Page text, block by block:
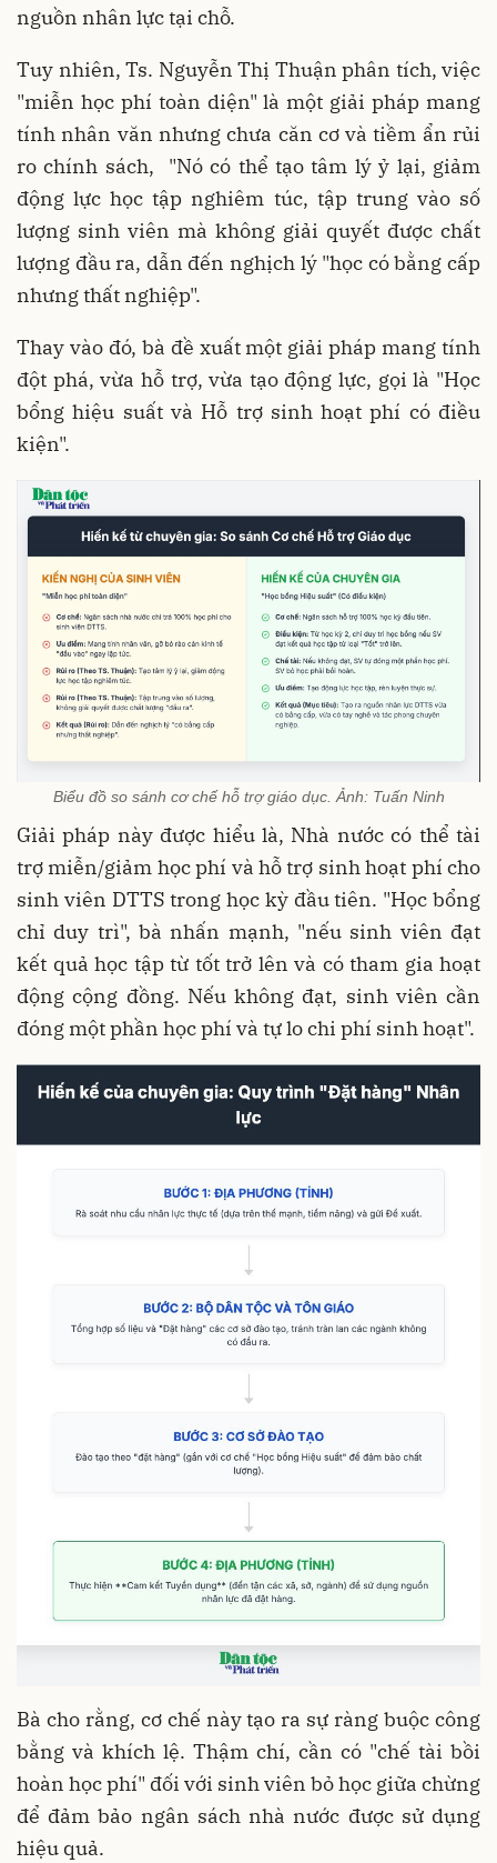
nguồn nhân lực tại chỗ.
Tuy nhiên, Ts. Nguyễn Thị Thuận phân tích, việc
"miễn học phí toàn diện" là một giải pháp mang
tính nhân văn nhưng chưa căn cơ và tiềm ẩn rủi
ro chính sách, "Nó có thể tạo tâm lý ỷ lại, giảm
động lực học tập nghiêm túc, tập trung vào số
lượng sinh viên mà không giải quyết được chất
lượng đầu ra, dẫn đến nghịch lý "học có bằng cấp
nhưng thất nghiệp".
Thay vào đó, bà đề xuất một giải pháp mang tính
đột phá, vừa hỗ trợ, vừa tạo động lực, gọi là "Học
bổng hiệu suất và Hỗ trợ sinh hoạt phí có điều
kiện".
Biểu đồ so sánh cơ chế hỗ trợ giáo dục. Ảnh: Tuấn Ninh
Giải pháp này được hiểu là, Nhà nước có thể tài
trợ miễn/giảm học phí và hỗ trợ sinh hoạt phí cho
sinh viên DTTS trong học kỳ đầu tiên. "Học bổng
chỉ duy trì", bà nhấn mạnh, "nếu sinh viên đạt
kết quả học tập từ tốt trở lên và có tham gia hoạt
động cộng đồng. Nếu không đạt, sinh viên cần
đóng một phần học phí và tự lo chi phí sinh hoạt".
Bà cho rằng, cơ chế này tạo ra sự ràng buộc công
bằng và khích lệ. Thậm chí, cần có "chế tài bồi
hoàn học phí" đối với sinh viên bỏ học giữa chừng
để đảm bảo ngân sách nhà nước được sử dụng
hiệu quả.